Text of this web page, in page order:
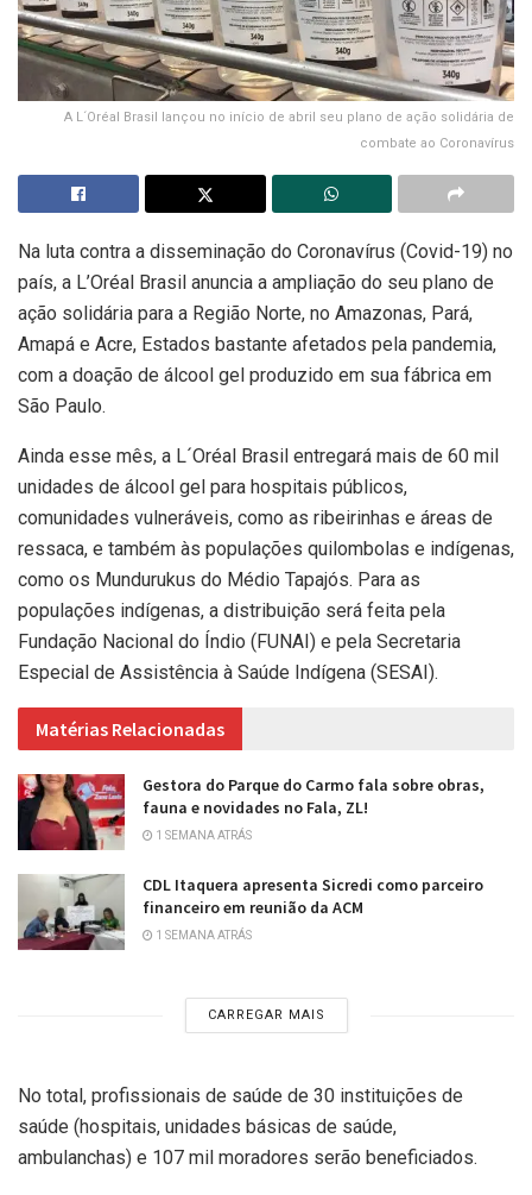
A L´Oréal Brasil lançou no início de abril seu plano de ação solidária de
combate ao Coronavírus
Na luta contra a disseminação do Coronavírus (Covid-19) no
país, a L’Oréal Brasil anuncia a ampliação do seu plano de
ação solidária para a Região Norte, no Amazonas, Pará,
Amapá e Acre, Estados bastante afetados pela pandemia,
com a doação de álcool gel produzido em sua fábrica em
São Paulo.
Ainda esse mês, a L´Oréal Brasil entregará mais de 60 mil
unidades de álcool gel para hospitais públicos,
comunidades vulneráveis, como as ribeirinhas e áreas de
ressaca, e também às populações quilombolas e indígenas,
como os Mundurukus do Médio Tapajós. Para as
populações indígenas, a distribuição será feita pela
Fundação Nacional do Índio (FUNAI) e pela Secretaria
Especial de Assistência à Saúde Indígena (SESAI).
Matérias Relacionadas
Gestora do Parque do Carmo fala sobre obras,
fauna e novidades no Fala, ZL!
1 SEMANA ATRÁS
CDL Itaquera apresenta Sicredi como parceiro
financeiro em reunião da ACM
1 SEMANA ATRÁS
CARREGAR MAIS
No total, profissionais de saúde de 30 instituições de
saúde (hospitais, unidades básicas de saúde,
ambulanchas) e 107 mil moradores serão beneficiados.